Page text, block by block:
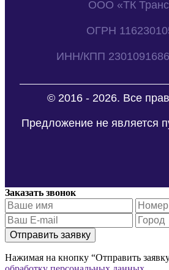
ООО «ТК
ОГРН
ИНН/КПП
© 2016 - 2026. Все
Предложение не является
Заказать звонок
Отправить заявку
Нажимая на кнопку “Отправить